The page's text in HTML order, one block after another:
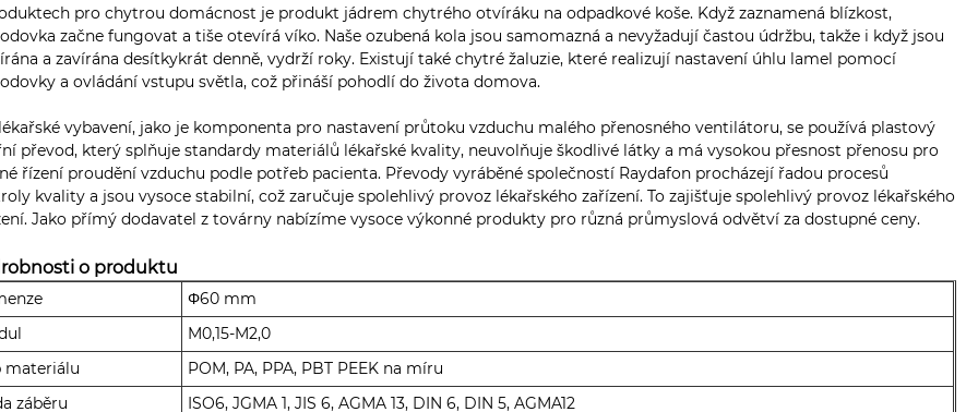
pro chytrou domácnost je produkt jádrem chytrého otvíráku na odpadkové koše. Když zaznamená blízkost,
začne fungovat a tiše otevírá víko. Naše ozubená kola jsou samomazná a nevyžadují častou údržbu, takže i když jsou
a zavírána desítkykrát denně, vydrží roky. Existují také chytré žaluzie, které realizují nastavení úhlu lamel pomocí
a ovládání vstupu světla, což přináší pohodlí do života domova.
vybavení, jako je komponenta pro nastavení průtoku vzduchu malého přenosného ventilátoru, se používá plastový
převod, který splňuje standardy materiálů lékařské kvality, neuvolňuje škodlivé látky a má vysokou přesnost přenosu pro
řízení proudění vzduchu podle potřeb pacienta. Převody vyráběné společností Raydafon procházejí řadou procesů
kvality a jsou vysoce stabilní, což zaručuje spolehlivý provoz lékařského zařízení. To zajišťuje spolehlivý provoz lékařského
Jako přímý dodavatel z továrny nabízíme vysoce výkonné produkty pro různá průmyslová odvětví za dostupné ceny.
o produktu
Φ60 mm
M0,15-M2,0
materiálu
POM, PA, PPA, PBT PEEK na míru
záběru
ISO6, JGMA 1, JIS 6, AGMA 13, DIN 6, DIN 5, AGMA12